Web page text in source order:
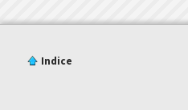
Indice